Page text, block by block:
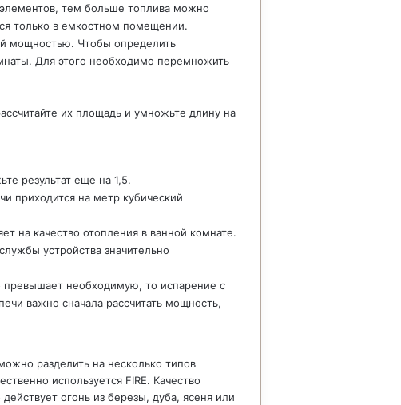
тем больше топлива можно
только в емкостном помещении.
мощностью. Чтобы определить
Для этого необходимо перемножить
их площадь и умножьте длину на
результат еще на 1,5.
приходится на метр кубический
на качество отопления в ванной комнате.
устройства значительно
превышает необходимую, то испарение с
важно сначала рассчитать мощность,
разделить на несколько типов
используется FIRE. Качество
огонь из березы, дуба, ясеня или